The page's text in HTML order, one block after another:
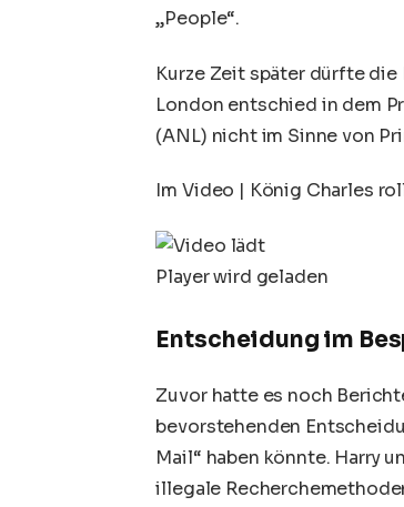
„People“.
Kurze Zeit später dürfte
London entschied in dem
(ANL) nicht im Sinne von
Im Video | König Charles
Player wird geladen
Entscheidung im
Zuvor hatte es noch
bevorstehenden
Mail“ haben könnte. Harry
illegale